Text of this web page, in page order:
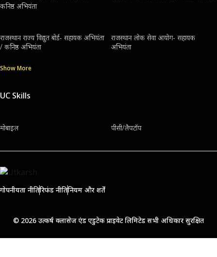
कनिष्ठ अभियंता
राजस्थान राज्य विद्युत बोर्ड- सहायक अभियंता
/ कनिष्ठ अभियंता
राजस्थान लोक सेवा आयोग- सहायक
अभियंता
Show More
UC Skills
मोबाइल पीसी/लैपटॉप
गोपनीयता नीतिरिफंड नीतिनियम और शर्तें
© 2026 उत्कर्ष क्लासेज एंड एडुटेक प्राइवेट लिमिटेड सभी अधिकार सुरक्षित